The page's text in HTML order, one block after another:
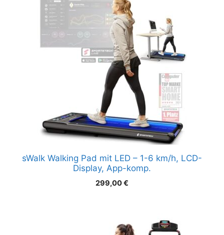
sWalk Walking Pad mit LED – 1-6 km/h, LCD-
Display, App-komp.
299,00€